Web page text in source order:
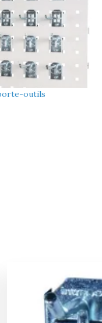
outils
prix
initial
était :
12,00 €.
est